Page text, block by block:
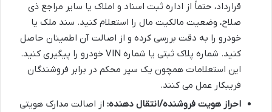
قرارداد، حتماً از اداره ثبت اسناد و املاک یا سایر مراجع ذی
صلاح، وضعیت مالکیت مال را استعلام کنید. سند ملک یا
خودرو را به دقت بررسی کرده و از اصالت آن اطمینان حاصل
کنید. شماره پلاک ثبتی یا شماره VIN خودرو را پیگیری کنید.
این استعلامات همچون یک سپر محکم در برابر فروشندگان
فریبکار عمل می کنند.
احراز هویت فروشنده/انتقال دهنده: از اصالت مدارک هویتی